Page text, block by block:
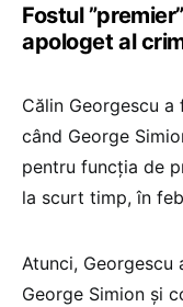
Fostul
apologet al
Călin Georgescu
când George
pentru funcția de
la scurt timp, în
Atunci,
George Simion și